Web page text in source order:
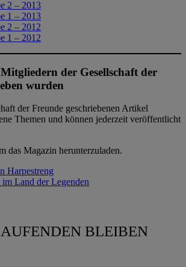
2 – 2013
1 – 2013
2 – 2012
1 – 2012
der Gesellschaft der
wurden
der Freunde geschriebenen Artikel
Themen und können jederzeit veröffentlicht
das Magazin herunterzuladen.
Harpestreng
Land der Legenden
BLEIBEN